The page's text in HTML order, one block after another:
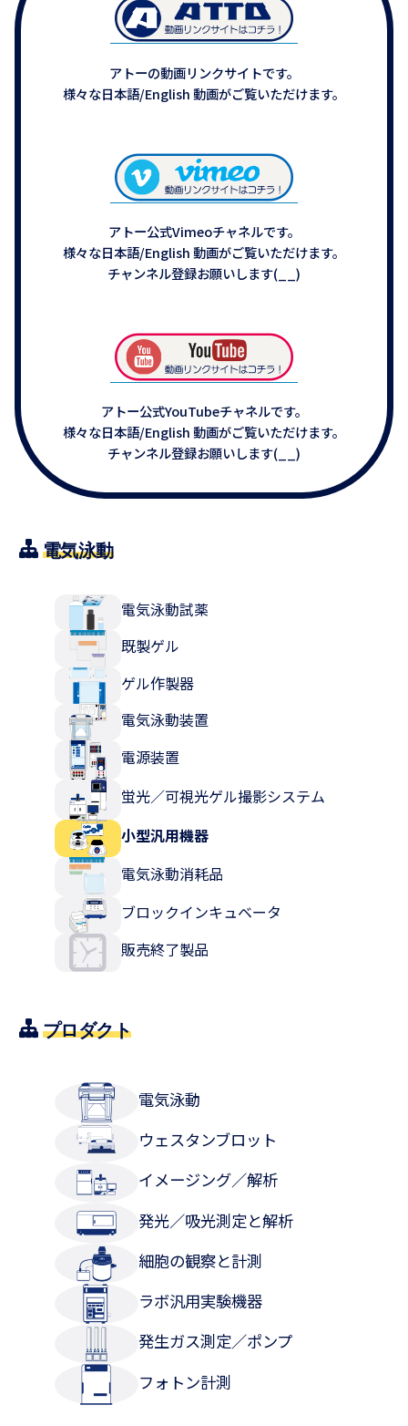
アトーの動画リンクサイトです。
様々な日本語/English 動画がご覧いただけます。
アトー公式Vimeoチャネルです。
様々な日本語/English 動画がご覧いただけます。
チャンネル登録お願いします(__)
アトー公式YouTubeチャネルです。
様々な日本語/English 動画がご覧いただけます。
チャンネル登録お願いします(__)
電気泳動
電気泳動試薬
既製ゲル
ゲル作製器
電気泳動装置
電源装置
蛍光／可視光ゲル撮影システム
小型汎用機器
電気泳動消耗品
ブロックインキュベータ
販売終了製品
プロダクト
電気泳動
ウェスタンブロット
イメージング／解析
発光／吸光測定と解析
細胞の観察と計測
ラボ汎用実験機器
発生ガス測定／ポンプ
フォトン計測